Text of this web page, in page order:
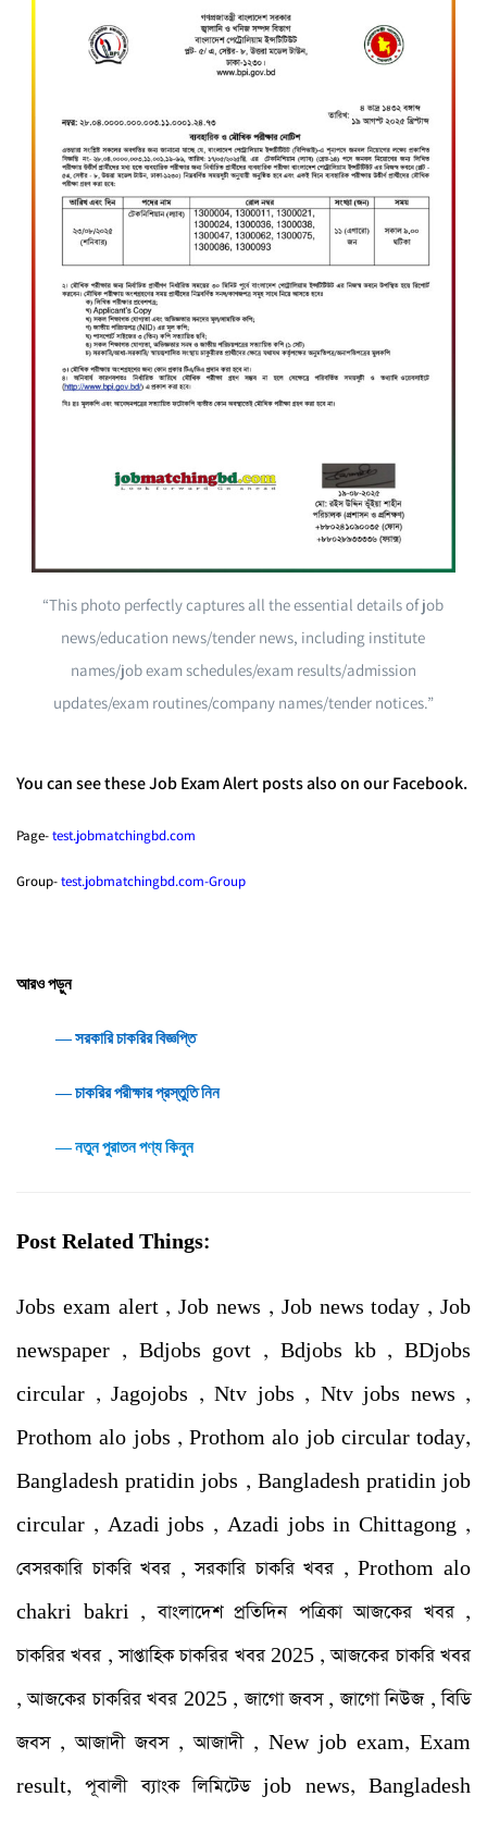
“This photo perfectly captures all the essential details of job
news/education news/tender news, including institute
names/job exam schedules/exam results/admission
updates/exam routines/company names/tender notices.”
You can see these Job Exam Alert posts also on our Facebook.
Page-test.jobmatchingbd.com
Group-test.jobmatchingbd.com-Group
আরও পড়ুন
― সরকারি চাকরির বিজ্ঞপ্তি
― চাকরির পরীক্ষার প্রস্তুতি নিন
― নতুন পুরাতন পণ্য কিনুন
Post Related Things:
Jobs exam alert , Job news , Job news today , Job
newspaper , Bdjobs govt , Bdjobs kb , BDjobs
circular , Jagojobs , Ntv jobs , Ntv jobs news ,
Prothom alo jobs , Prothom alo job circular today,
Bangladesh pratidin jobs , Bangladesh pratidin job
circular , Azadi jobs , Azadi jobs in Chittagong ,
বেসরকারি চাকরি খবর , সরকারি চাকরি খবর , Prothom alo
chakri bakri , বাংলাদেশ প্রতিদিন পত্রিকা আজকের খবর ,
চাকরির খবর , সাপ্তাহিক চাকরির খবর 2025 , আজকের চাকরি খবর
, আজকের চাকরির খবর 2025 , জাগো জবস , জাগো নিউজ , বিডি
জবস , আজাদী জবস , আজাদী , New job exam, Exam
result, পূবালী ব্যাংক লিমিটেড job news, Bangladesh